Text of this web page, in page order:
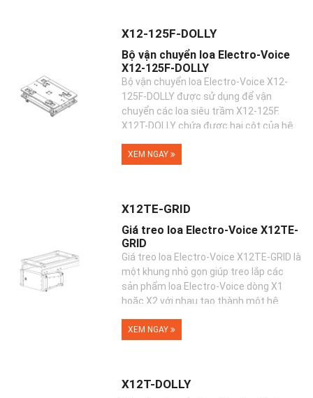
X12-125F-DOLLY
Bộ vận chuyển loa Electro-Voice
X12-125F-DOLLY
Bộ vận chuyển loa Electro-Voice X12-
125F-DOLLY được sử dụng để vận
chuyển các loa siêu trầm X12-125F.
X12T-DOLLY chứa được hai cột của hệ
XEM NGAY
X12TE-GRID
Giá treo loa Electro-Voice X12TE-
GRID
Giá treo loa Electro-Voice X12TE-GRID là
một khung nhỏ gọn giúp treo lắp các
sản phẩm loa Electro-Voice dòng X1
hoặc X2 với nhau tạo thành một hệ
XEM NGAY
X12T-DOLLY